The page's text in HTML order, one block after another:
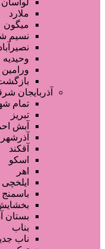
لواسان
ملارد
میگون
نسیم
وحیدیه
ورامین
آذربایجان
تمام
تبریز
آبش
آذرشهر
آقکند
اسکو
اهر
ایلخچی
باسمنج
بستان
بناب
ناب
طراحی سایت
صفحه اختصاصی
لیست سایتهای
دسته‌بندی‌ها
/ محصولات برچسب